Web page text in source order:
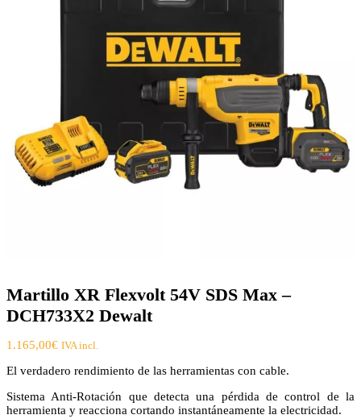
Martillo XR Flexvolt 54V SDS Max –
DCH733X2 Dewalt
1.165,00€ IVA incl.
El verdadero rendimiento de las herramientas con cable.
Sistema Anti-Rotación que detecta una pérdida de control de la
herramienta y reacciona cortando instantáneamente la electricidad.